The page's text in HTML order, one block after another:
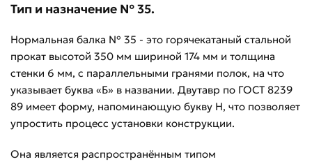
Тип и назначение № 35.
Нормальная балка № 35 - это горячекатаный стальной
прокат высотой 350 мм шириной 174 мм и толщина
стенки 6 мм, с параллельными гранями полок, на что
указывает буква «Б» в названии. Двутавр по ГОСТ 8239
89 имеет форму, напоминающую букву Н, что позволяет
упростить процесс установки конструкции.
Она является распространённым типом